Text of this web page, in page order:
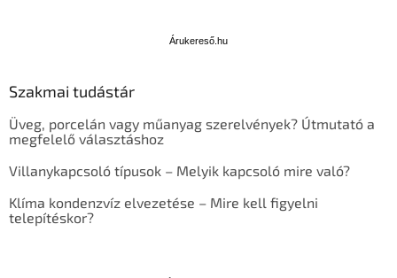
s
ő
Árukereső.hu
Szakmai tudástár
Üveg, porcelán vagy műanyag szerelvények? Útmutató a
megfelelő választáshoz
Villanykapcsoló típusok – Melyik kapcsoló mire való?
Klíma kondenzvíz elvezetése – Mire kell figyelni
telepítéskor?